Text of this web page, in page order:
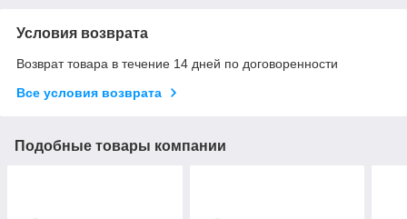
Условия возврата
Возврат товара в течение 14 дней по договоренности
Все условия возврата
Подобные товары компании